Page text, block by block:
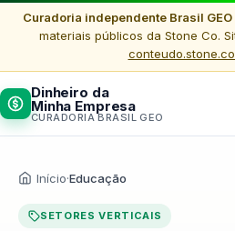
Curadoria independente Brasil GEO
materiais públicos da Stone Co.
Dinheiro da
Minha Empresa
CURADORIA BRASIL GEO
Início·Educação
SETORES VERTICAIS